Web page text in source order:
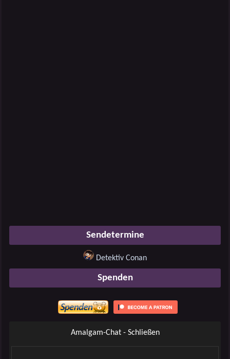
Sendetermine
Detektiv Conan
Spenden
Amalgam-Chat - Schließen